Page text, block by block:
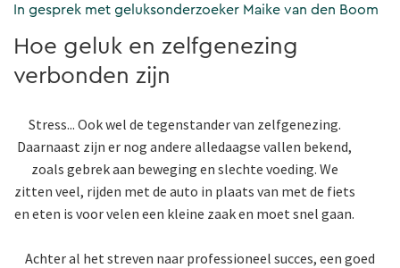
In gesprek met geluksonderzoeker Maike van den Boom
Hoe geluk en zelfgenezing
verbonden zijn
Stress... Ook wel de tegenstander van zelfgenezing.
Daarnaast zijn er nog andere alledaagse vallen bekend,
zoals gebrek aan beweging en slechte voeding. We
zitten veel, rijden met de auto in plaats van met de fiets
en eten is voor velen een kleine zaak en moet snel gaan.
Achter al het streven naar professioneel succes, een goed